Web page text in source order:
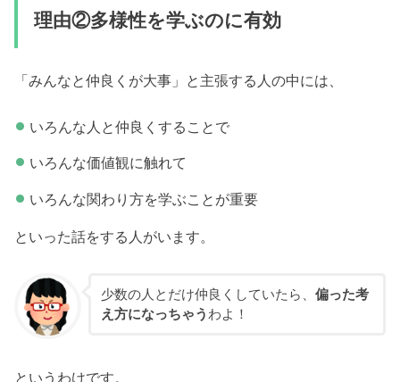
理由②多様性を学ぶのに有効
「みんなと仲良くが大事」と主張する人の中には、
いろんな人と仲良くすることで
いろんな価値観に触れて
いろんな関わり方を学ぶことが重要
といった話をする人がいます。
少数の人とだけ仲良くしていたら、 偏った考
え方になっちゃう わよ！
というわけです。